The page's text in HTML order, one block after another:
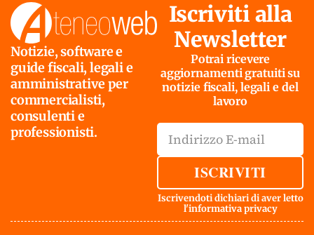
Notizie, software e
guide fiscali, legali e
amministrative per
commercialisti,
consulenti e
professionisti.
Iscriviti alla
Newsletter
Potrai ricevere
aggiornamenti gratuiti su
notizie fiscali, legali e del
lavoro
ISCRIVITI
Iscrivendoti dichiari di aver letto
l'informativa privacy